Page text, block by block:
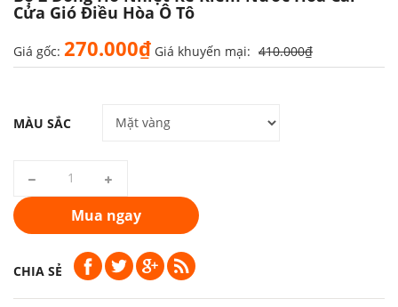
Cửa Gió Điều Hòa Ô Tô
Giá gốc: 270.000₫ Giá khuyến mại: 410.000₫
MÀU SẮC
Mua ngay
CHIA SẺ